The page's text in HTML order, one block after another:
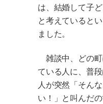
は、結婚して子
と考えていると
ました。
雑談中、どの町
ている人に、普
人が突然「そん
い！」と叫んだ